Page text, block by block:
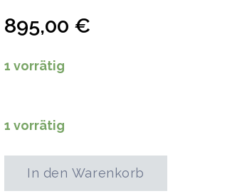
895,00 €
1 vorrätig
1 vorrätig
Viva
In den Warenkorb